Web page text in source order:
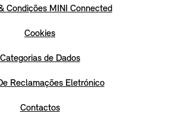
Condições MINI Connected
Cookies
Categorias de Dados
Reclamações Eletrónico
Contactos